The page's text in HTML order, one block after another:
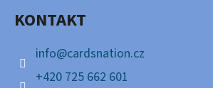
KONTAKT
info@cardsnation.cz
+420 725 662 601